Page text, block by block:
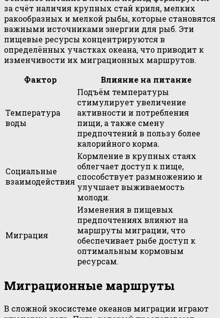
за счёт наличия крупных стай криля, мелких
ракообразных и мелкой рыбы, которые становятся
важными источниками энергии для рыб. Эти
пищевые ресурсы концентрируются в
определённых участках океана, что приводит к
изменчивости их миграционных маршрутов.
Фактор
Влияние на питание
Температура
воды
Подъём температуры
стимулирует увеличение
активности и потребления
пищи, а также смену
предпочтений в пользу более
калорийного корма.
Социальные
взаимодействия
Кормление в крупных стаях
облегчает доступ к пище,
способствует размножению и
улучшает выживаемость
молоди.
Миграция
Изменения в пищевых
предпочтениях влияют на
маршруты миграции, что
обеспечивает рыбе доступ к
оптимальным кормовым
ресурсам.
Миграционные маршруты
В сложной экосистеме океанов миграции играют